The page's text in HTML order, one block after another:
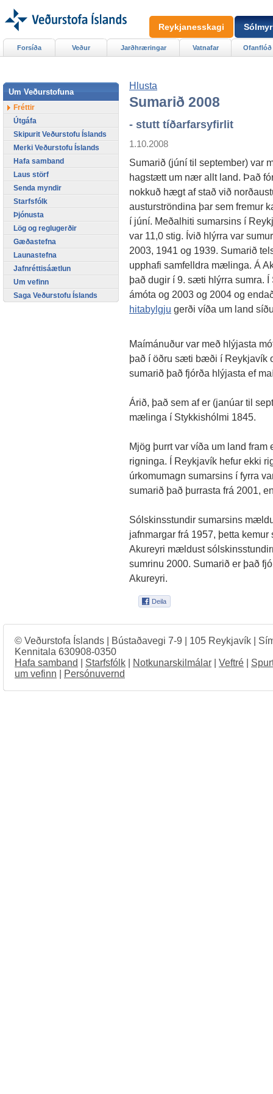
Hlusta
Sumarið 2008
- stutt tíðarfarsyfirlit
1.10.2008
Sumarið (júní til september) var
hagstætt um nær allt land. Það
nokkuð hægt af stað við
austurströndina þar sem fremur
í júní. Meðalhiti sumarsins í
var 11,0 stig. Ívið hlýrra var
2003, 1941 og 1939. Sumarið
upphafi samfelldra mælinga. Á
það dugir í 9. sæti hlýrra sumra.
ámóta og 2003 og 2004 og
hitabylgju gerði víða um land
Maímánuður var með hlýjasta
það í öðru sæti bæði í Reykjavík
sumarið það fjórða hlýjasta ef
Árið, það sem af er (janúar til
mælinga í Stykkishólmi 1845.
Mjög þurrt var víða um land
rigninga. Í Reykjavík hefur ekki
úrkomumagn sumarsins í fyrra
sumarið það þurrasta frá 2001,
Sólskinsstundir sumarsins
jafnmargar frá 1957, þetta
Akureyri mældust
sumrinu 2000. Sumarið er það
Akureyri.
Forsíða Veður Jarðhræringar Vatnafar Ofanflóð
Um Veðurstofuna
Fréttir
Útgáfa
Skipurit Veðurstofu Íslands
Merki Veðurstofu Íslands
Hafa samband
Laus störf
Senda myndir
Starfsfólk
Þjónusta
Lög og reglugerðir
Gæðastefna
Launastefna
Jafnréttisáætlun
Um vefinn
Saga Veðurstofu Íslands
Reykjanesskagi
© Veðurstofa Íslands | Bústaðavegi 7-9 | 105 Reykjavík |
Kennitala 630908-0350
Hafa samband
Starfsfólk Notkunarskilmálar Veftré
um vefinn
Persónuvernd